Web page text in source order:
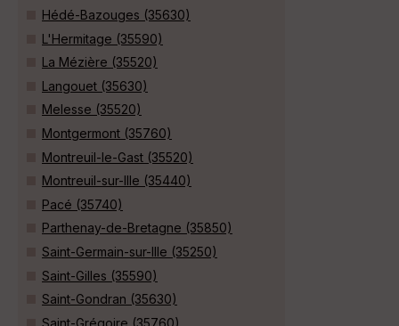
Hédé-Bazouges (35630)
L'Hermitage (35590)
La Mézière (35520)
Langouet (35630)
Melesse (35520)
Montgermont (35760)
Montreuil-le-Gast (35520)
Montreuil-sur-Ille (35440)
Pacé (35740)
Parthenay-de-Bretagne (35850)
Saint-Germain-sur-Ille (35250)
Saint-Gilles (35590)
Saint-Gondran (35630)
Saint-Grégoire (35760)